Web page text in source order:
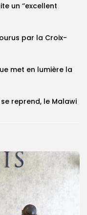
un ‘’excellent
par la Croix-
met en lumière la
reprend, le Malawi